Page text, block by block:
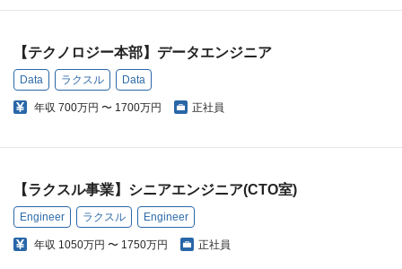
【テクノロジー本部】データエンジニア
Data ラクスル Data
年収 700万円 〜 1700万円 正社員
【ラクスル事業】シニアエンジニア(CTO室)
Engineer ラクスル Engineer
年収 1050万円 〜 1750万円 正社員